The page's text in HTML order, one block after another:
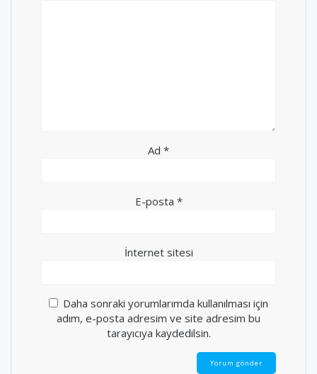
Ad *
E-posta *
İnternet sitesi
Daha sonraki yorumlarımda kullanılması için
adım, e-posta adresim ve site adresim bu
tarayıcıya kaydedilsin.